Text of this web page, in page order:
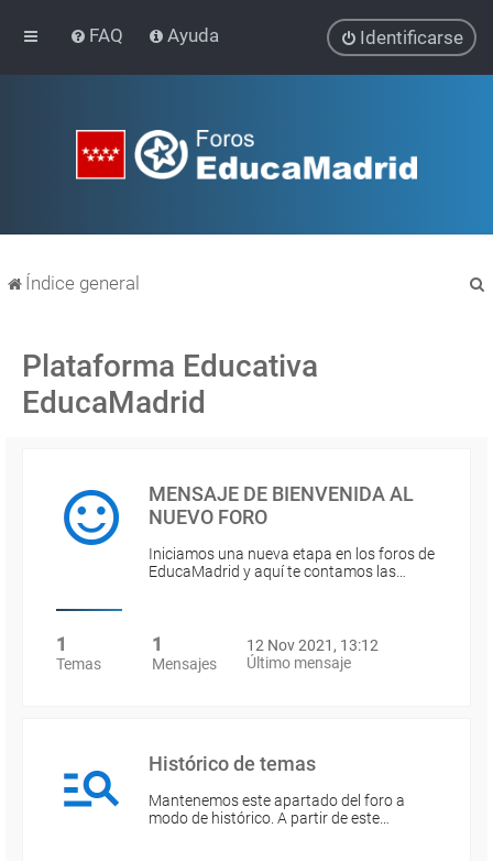
FAQ Ayuda Identificarse
Índice general
Plataforma Educativa
EducaMadrid
MENSAJE DE BIENVENIDA AL
NUEVO FORO
Iniciamos una nueva etapa en los foros de
EducaMadrid y aquí te contamos las…
1
Temas
1
Mensajes
12 Nov 2021, 13:12
Último mensaje
Histórico de temas
Mantenemos este apartado del foro a
modo de histórico. A partir de este…